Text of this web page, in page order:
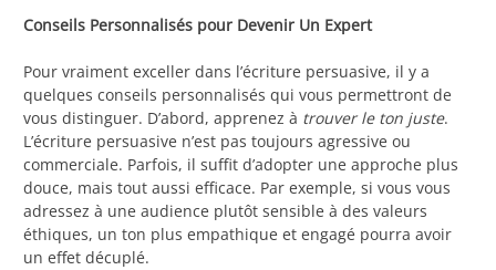
Conseils Personnalisés pour Devenir Un Expert
Pour vraiment exceller dans l’écriture persuasive, il y a
quelques conseils personnalisés qui vous permettront de
vous distinguer. D’abord, apprenez à trouver le ton juste.
L’écriture persuasive n’est pas toujours agressive ou
commerciale. Parfois, il suffit d’adopter une approche plus
douce, mais tout aussi efficace. Par exemple, si vous vous
adressez à une audience plutôt sensible à des valeurs
éthiques, un ton plus empathique et engagé pourra avoir
un effet décuplé.